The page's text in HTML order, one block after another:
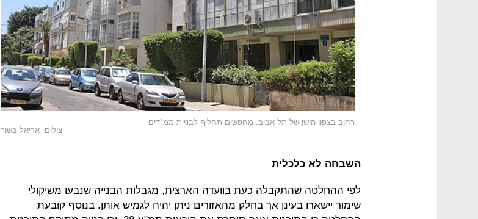
רחוב בצפון הישן של תל אביב. מחפשים תחליף לבניית ממ"דים
צילום: אריאל בשור
השבחה לא כלכלית
לפי ההחלטה שהתקבלה כעת בוועדה הארצית, מגבלות הבנייה שנבעו משיקולי
שימור יישארו בעינן אך בחלק מהאזורים ניתן יהיה לגמיש אותן. בנוסף קובעת